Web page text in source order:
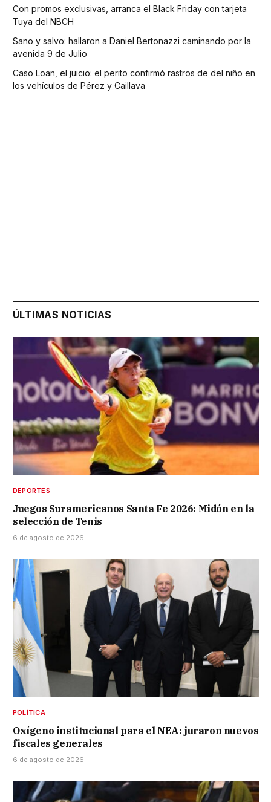
Con promos exclusivas, arranca el Black Friday con tarjeta
Tuya del NBCH
Sano y salvo: hallaron a Daniel Bertonazzi caminando por la
avenida 9 de Julio
Caso Loan, el juicio: el perito confirmó rastros de del niño en
los vehículos de Pérez y Caillava
ÚLTIMAS NOTICIAS
DEPORTES
Juegos Suramericanos Santa Fe 2026: Midón en la
selección de Tenis
6 de agosto de 2026
POLÍTICA
Oxígeno institucional para el NEA: juraron nuevos
fiscales generales
6 de agosto de 2026